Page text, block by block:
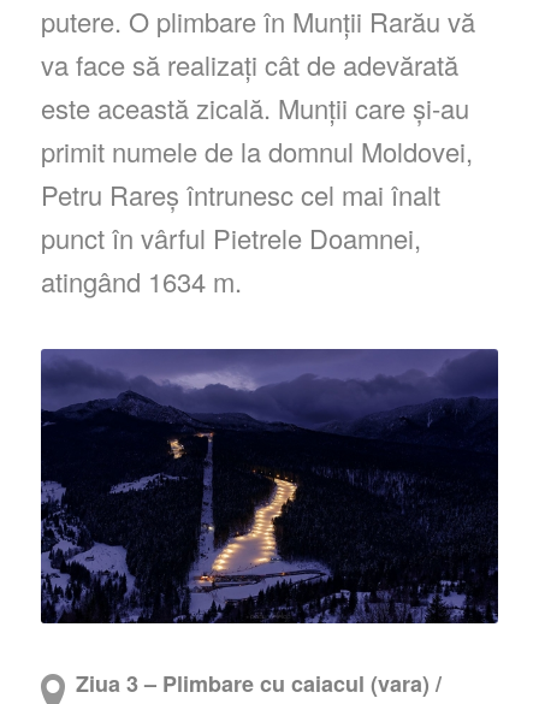
putere. O plimbare în Munții Rarău vă
va face să realizați cât de adevărată
este această zicală. Munții care și-au
primit numele de la domnul Moldovei,
Petru Rareș întrunesc cel mai înalt
punct în vârful Pietrele Doamnei,
atingând 1634 m.
Ziua 3 – Plimbare cu caiacul (vara) /